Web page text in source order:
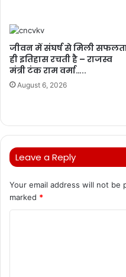
जीवन में संघर्ष से मिली
ही इतिहास रचती है – राजस्व
मंत्री टंक राम वर्मा…..
August 6, 2026
Leave a Reply
Your email address will not be
marked *